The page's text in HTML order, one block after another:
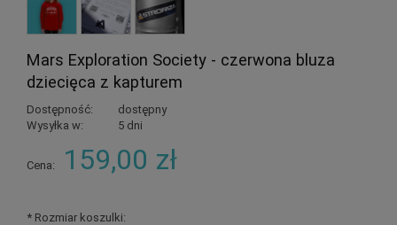
Mars Exploration Society - czerwona bluza
dziecięca z kapturem
Dostępność:
dostępny
Wysyłka w:
5 dni
Cena: 159,00 zł
*Rozmiar koszulki: